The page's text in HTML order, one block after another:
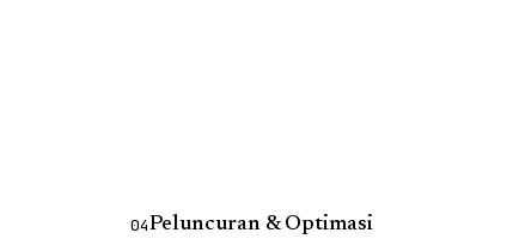
04Peluncuran & Optimasi